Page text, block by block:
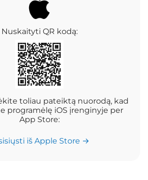
Nuskaityti QR kodą:
toliau pateiktą nuorodą, kad
programėlę iOS įrenginyje per
App Store:
iš Apple Store →